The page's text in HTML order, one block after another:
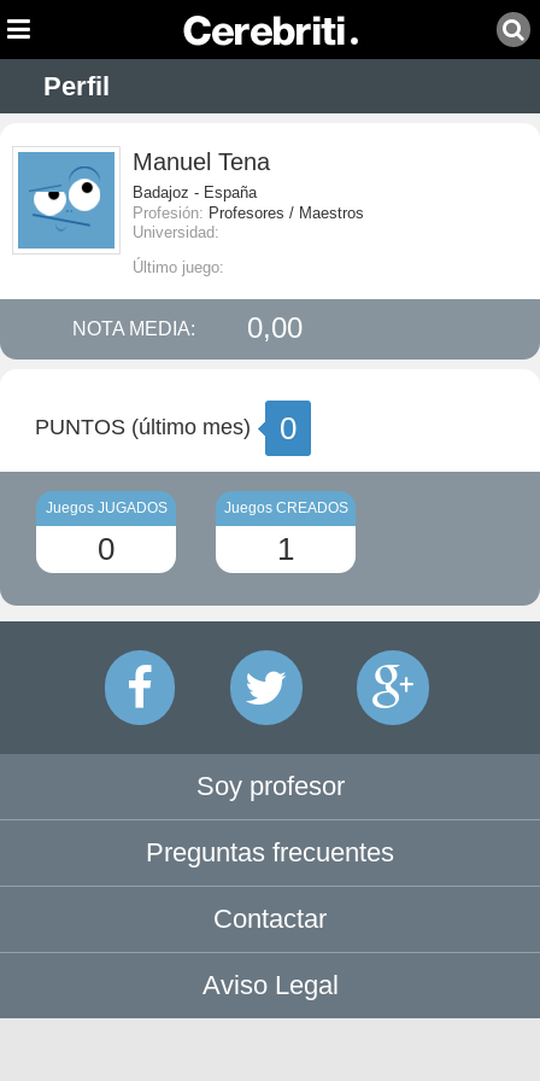
Perfil
Manuel Tena
Badajoz - España
Profesión: Profesores / Maestros
Universidad:
Último juego:
NOTA MEDIA: 0,00
PUNTOS (último mes) 0
Juegos JUGADOS
0
Juegos CREADOS
1
Soy profesor
Preguntas frecuentes
Contactar
Aviso Legal